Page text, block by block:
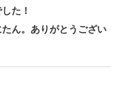
た！
ん。ありがとうござい